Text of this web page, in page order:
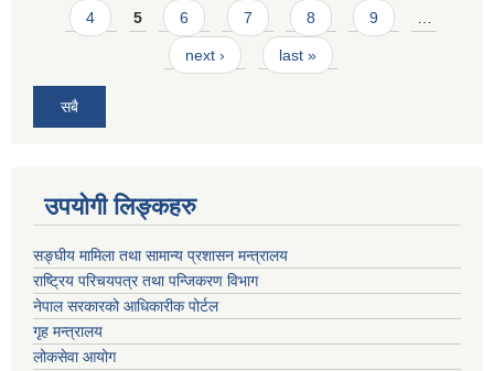
4 5 6 7 8 9
next › last »
सबै
उपयोगी लिङ्कहरु
सङ्घीय मामिला तथा सामान्य प्रशासन मन्त्रालय
राष्ट्रिय परिचयपत्र तथा पन्जिकरण विभाग
नेपाल सरकारको आधिकारीक पोर्टल
गृह मन्त्रालय
लोकसेवा आयोग